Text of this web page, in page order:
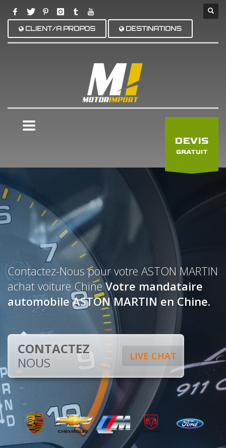
CLIENT/A PROPOS DESTINATIONS
DEVIS
GRATUIT
Contactez-Nous pour votre ASTON MARTIN
achat voiture ChineVotre mandataire
automobile ASTON MARTIN en Chine.
LIVE CHAT
CONTACTEZ
NOUS